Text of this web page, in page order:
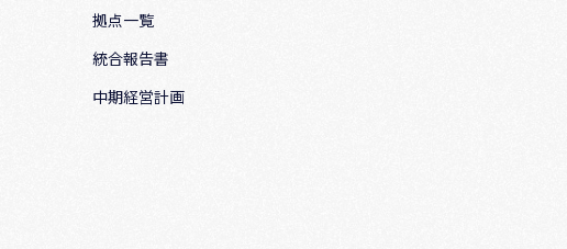
拠点一覧
統合報告書
中期経営計画